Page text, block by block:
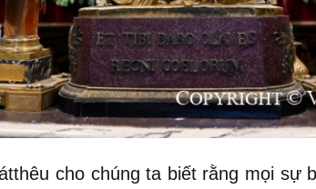
cho chúng ta biết rằng mọi sự